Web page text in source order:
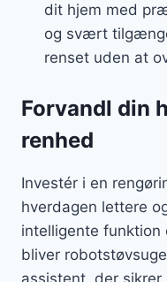
dit hjem med
og svært
renset uden at
Forvandl din
renhed
Investér i en
hverdagen lettere
intelligente funktion
bliver
assistent, der